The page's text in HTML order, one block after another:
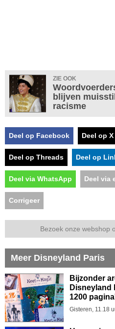
ZIE OOK
blijven
racisme
Deel op Facebook Deel op X
Deel op Threads Deel op
Deel via WhatsApp Deel via
Corrigeer
Bezoek onze webshop
Meer Disneyland Paris
Bijzonder
Disneyland
1200
Gisteren, 11.18